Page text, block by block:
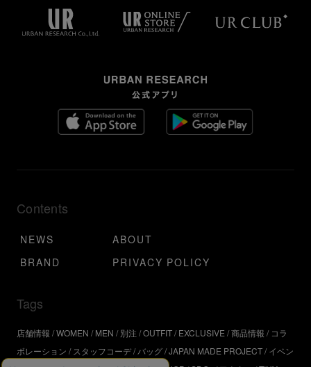
Contents
NEWS
ABOUT
BRAND
PRIVACY POLICY
Tags
店舗情報 WOMEN MEN 別注 OUTFIT EXCLUSIVE 商品情報
コラ
ボレーション
スタッフコーデ バッグ JAPAN MADE PROJECT イベン